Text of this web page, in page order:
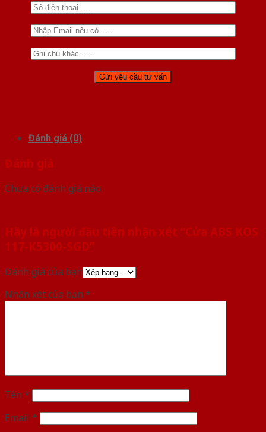
Đánh giá (0)
Đánh giá
Chưa có đánh giá nào.
Hãy là người đầu tiên nhận xét “Cửa ABS KOS
117-K5300-SGD”
Đánh giá của bạn
Nhận xét của bạn *
Tên *
Email *